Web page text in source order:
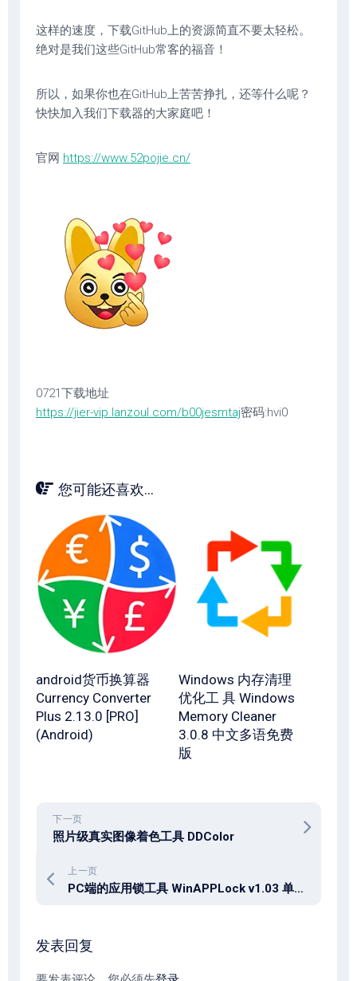
这样的速度，下载GitHub上的资源简直不要太轻松。
绝对是我们这些GitHub常客的福音！
所以，如果你也在GitHub上苦苦挣扎，还等什么呢？
快快加入我们下载器的大家庭吧！
官网 https://www.52pojie.cn/
0721下载地址
https://jier-vip.lanzoul.com/b00jesmtaj密码:hvi0
您可能还喜欢...
android货币换算器
Currency Converter
Plus 2.13.0 [PRO]
(Android)
Windows 内存清理
优化工 具 Windows
Memory Cleaner
3.0.8 中文多语免费
版
下一页
照片级真实图像着色工具 DDColor
上一页
PC端的应用锁工具 WinAPPLock v1.03 单文件版
发表回复